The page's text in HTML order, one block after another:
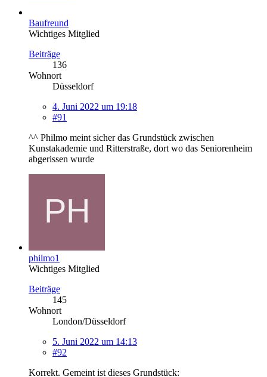
Baufreund
Wichtiges Mitglied
Beiträge
136
Wohnort
Düsseldorf
4. Juni 2022 um 19:18
#91
^^ Philmo meint sicher das Grundstück zwischen
Kunstakademie und Ritterstraße, dort wo das Seniorenheim
abgerissen wurde
philmo1
Wichtiges Mitglied
Beiträge
145
Wohnort
London/Düsseldorf
5. Juni 2022 um 14:13
#92
Korrekt. Gemeint ist dieses Grundstück: